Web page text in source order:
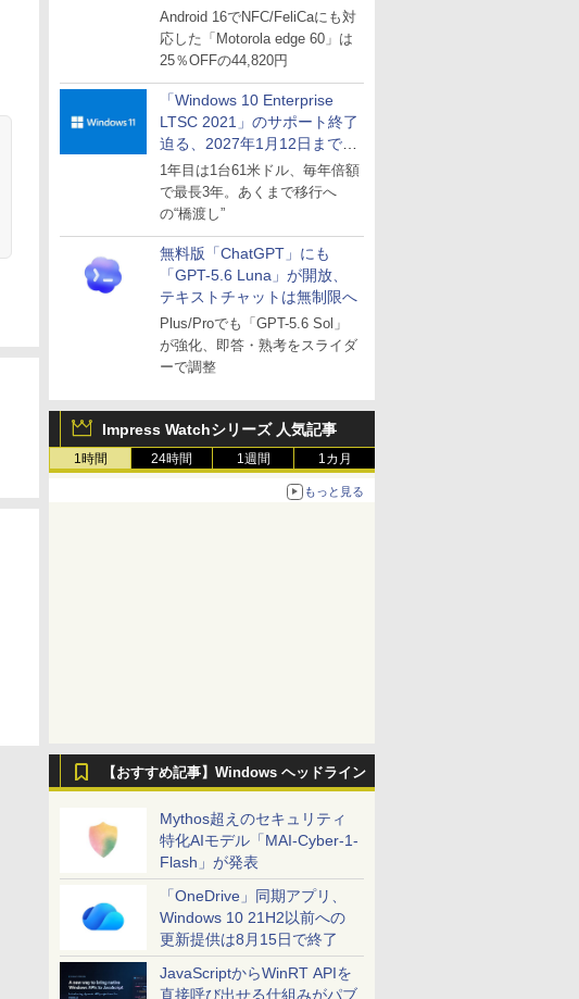
Android 16でNFC/FeliCaにも対
応した「Motorola edge 60」は
25％OFFの44,820円
「Windows 10 Enterprise
LTSC 2021」のサポート終了
迫る、2027年1月12日まで
～ESUは9月1日から販売
1年目は1台61米ドル、毎年倍額
で最長3年。あくまで移行へ
の“橋渡し”
無料版「ChatGPT」にも
「GPT-5.6 Luna」が開放、
テキストチャットは無制限へ
Plus/Proでも「GPT-5.6 Sol」
が強化、即答・熟考をスライダ
ーで調整
Impress Watchシリーズ 人気記事
1時間 24時間 1週間 1カ月
もっと見る
【おすすめ記事】Windows ヘッドライン
Mythos超えのセキュリティ
特化AIモデル「MAI-Cyber-1-
Flash」が発表
「OneDrive」同期アプリ、
Windows 10 21H2以前への
更新提供は8月15日で終了
JavaScriptからWinRT APIを
直接呼び出せる仕組みがパブ